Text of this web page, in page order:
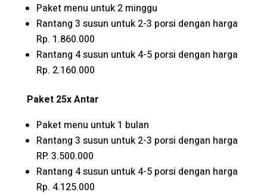
Paket menu untuk 2 minggu
Rantang 3 susun untuk 2-3 porsi dengan harga
Rp. 1.860.000
Rantang 4 susun untuk 4-5 porsi dengan harga
Rp. 2.160.000
Paket 25x Antar
Paket menu untuk 1 bulan
Rantang 3 susun untuk 2-3 porsi dengan harga
RP. 3.500.000
Rantang 4 susun untuk 4-5 porsi dengan harga
Rp. 4.125.000